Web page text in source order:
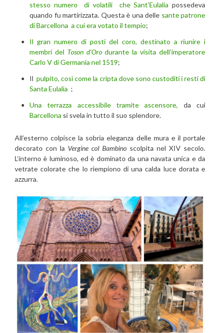
stesso numero di volatili che Sant’Eulalia possedeva
quando fu martirizzata. Questa è una delle sante patrone
di Barcellona a cui era votato il tempio;
Il gran numero di posti del coro, destinato a riunire i
membri del Toson d’Orodurante la visita dell’imperatore
Carlo V di Germania nel 1519;
Ilpulpito, così come la cripta dove sono custoditi i resti di
Santa Eulalia ;
Una terrazza accessibile tramite ascensore, da cui
Barcellona si svela in tutto il suo splendore.
All’esterno colpisce la sobria eleganza delle mura e il portale
decorato con la Vergine col Bambino scolpita nel XIV secolo.
L’interno è luminoso, ed è dominato da una navata unica e da
vetrate colorate che lo riempiono di una calda luce dorata e
azzurra.